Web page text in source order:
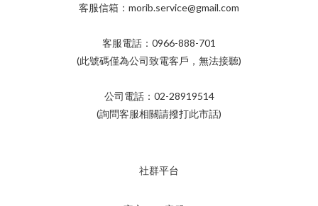
客服信箱：morib.service@gmail.com
客服電話：0966-888-701
(此號碼僅為公司致電客戶，無法接聽)
公司電話：02-28919514
(詢問客服相關請撥打此市話)
社群平台